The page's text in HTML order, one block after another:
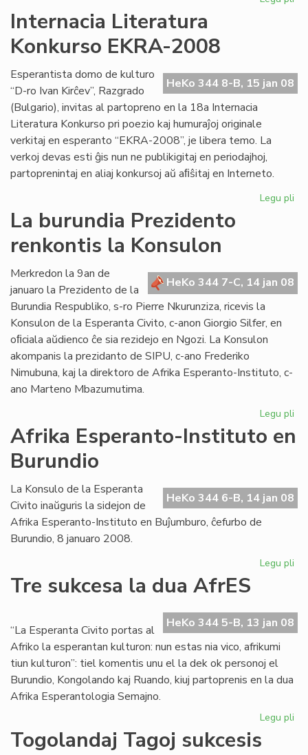
Internacia Literatura
Konkurso EKRA-2008
HeKo 344 8-B, 15 jan 08
Esperantista domo de kulturo
“D-ro Ivan Kirĉev”, Razgrado
(Bulgario), invitas al partopreno en la 18a Internacia
Literatura Konkurso pri poezio kaj humuraĵoj originale
verkitaj en esperanto “EKRA-2008”, je libera temo. La
verkoj devas esti ĝis nun ne publikigitaj en periodajhoj,
partoprenintaj en aliaj konkursoj aŭ aﬁŝitaj en Interneto.
Legu pli
La burundia Prezidento
renkontis la Konsulon
HeKo 344 7-C, 14 jan 08
Merkredon la 9an de
januaro la Prezidento de la
Burundia Respubliko, s-ro Pierre Nkurunziza, ricevis la
Konsulon de la Esperanta Civito, c-anon Giorgio Silfer, en
oﬁciala aŭdienco ĉe sia rezidejo en Ngozi. La Konsulon
akompanis la prezidanto de SIPU, c-ano Frederiko
Nimubuna, kaj la direktoro de Afrika Esperanto-Instituto, c-
ano Marteno Mbazumutima.
Legu pli
la
Afrika Esperanto-Instituto en
Burundio
HeKo 344 6-B, 14 jan 08
La Konsulo de la Esperanta
Civito inaŭguris la sidejon de
Afrika Esperanto-Instituto en Buĵumburo, ĉefurbo de
Burundio, 8 januaro 2008.
Legu pli
Tre sukcesa la dua AfrES
HeKo 344 5-B, 13 jan 08
“La Esperanta Civito portas al
Afriko la esperantan kulturon: nun estas nia vico, afrikumi
tiun kulturon”: tiel komentis unu el la dek ok personoj el
Burundio, Kongolando kaj Ruando, kiuj partoprenis en la dua
Afrika Esperantologia Semajno.
Legu pli
Togolandaj Tagoj sukcesis